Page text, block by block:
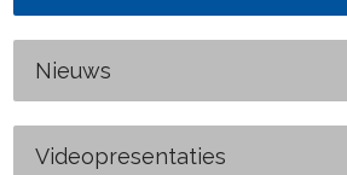
Nieuws
Videopresentaties